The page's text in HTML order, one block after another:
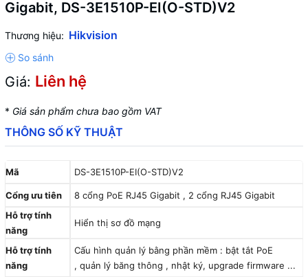
Gigabit, DS-3E1510P-EI(O-STD)V2
Thương hiệu: Hikvision
Giá: Liên hệ
* Giá sản phẩm chưa bao gồm VAT
THÔNG SỐ KỸ THUẬT
Mã DS-3E1510P-EI(O-STD)V2
Cổng ưu tiên
8 cổng PoE RJ45 Gigabit , 2 cổng RJ45 Gigabit
Hỗ trợ tính
năng
Hiển thị sơ đồ mạng
Hỗ trợ tính
năng
Cấu hình quản lý bằng phần mềm : bật tắt PoE
, quản lý băng thông , nhật ký, upgrade firmware ...